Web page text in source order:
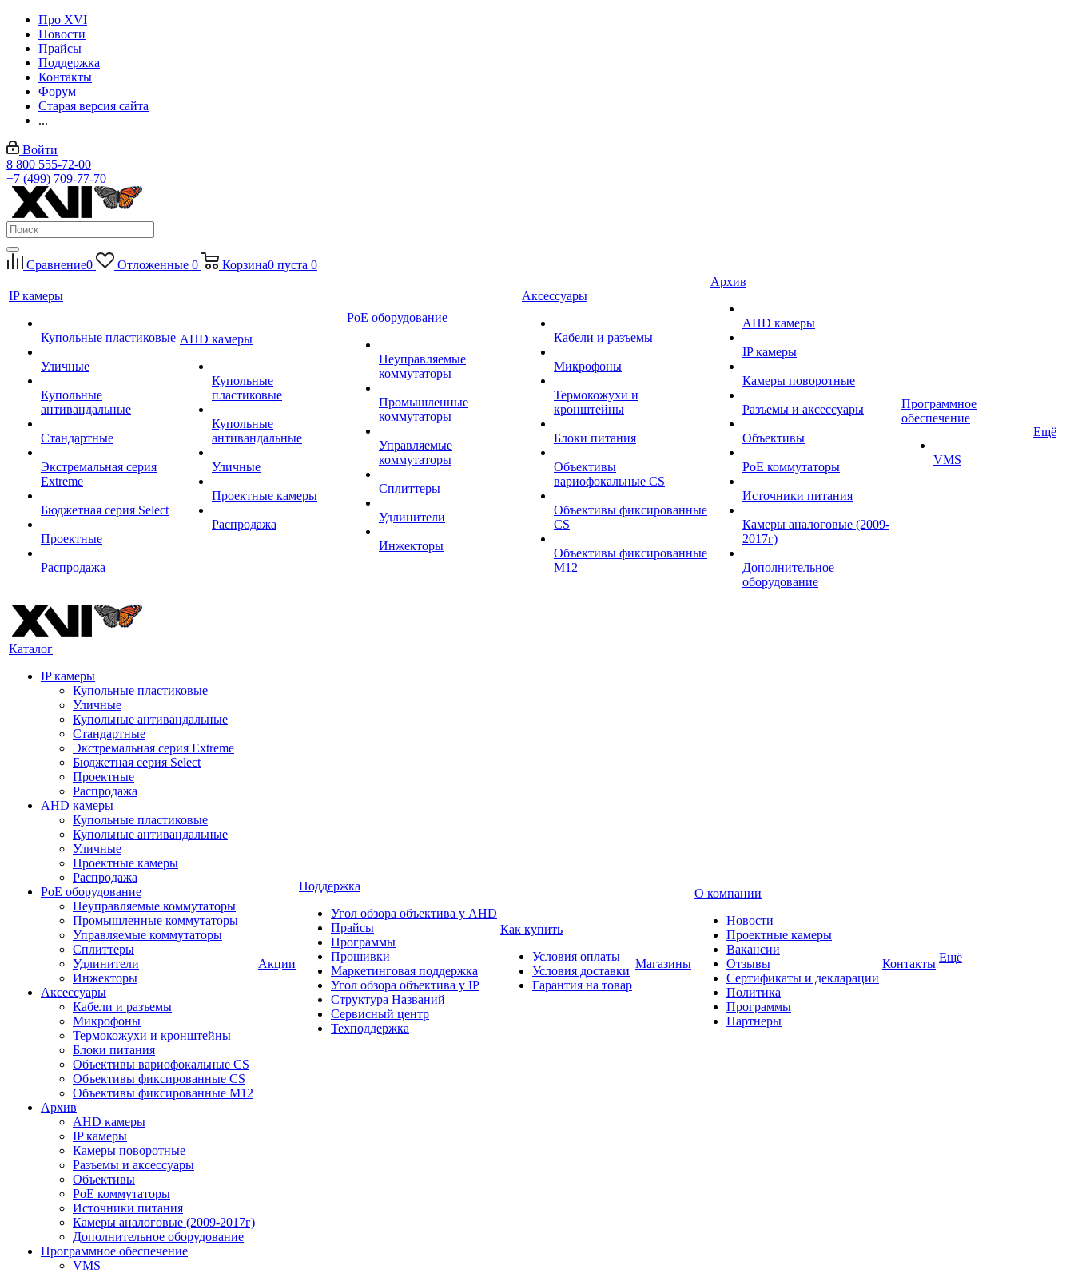
Про XVI
Новости
Прайсы
Поддержка
Контакты
Форум
Старая версия сайта
...
Войти
8 800 555-72-00
+7 (499) 709-77-70
Сравнение0 Отложенные 0 Корзина0 пуста 0
IP камеры
Купольные пластиковые
Уличные
Купольные
антивандальные
Стандартные
Экстремальная серия
Extreme
Бюджетная серия Select
Проектные
Распродажа
AHD камеры
Купольные
пластиковые
Купольные
антивандальные
Уличные
Проектные камеры
Распродажа
PoE оборудование
Неуправляемые
коммутаторы
Промышленные
коммутаторы
Управляемые
коммутаторы
Сплиттеры
Удлинители
Инжекторы
Аксессуары
Кабели и разъемы
Микрофоны
Термокожухи и
кронштейны
Блоки питания
Объективы
вариофокальные CS
Объективы фиксированные
CS
Объективы фиксированные
М12
Архив
AHD камеры
IP камеры
Камеры поворотные
Разъемы и аксессуары
Объективы
PoE коммутаторы
Источники питания
Камеры аналоговые (2009-
2017г)
Дополнительное
оборудование
Программное
обеспечение
VMS
Ещё
Каталог
IP камеры
Купольные пластиковые
Уличные
Купольные антивандальные
Стандартные
Экстремальная серия Extreme
Бюджетная серия Select
Проектные
Распродажа
AHD камеры
Купольные пластиковые
Купольные антивандальные
Уличные
Проектные камеры
Распродажа
PoE оборудование
Неуправляемые коммутаторы
Промышленные коммутаторы
Управляемые коммутаторы
Сплиттеры
Удлинители
Инжекторы
Аксессуары
Кабели и разъемы
Микрофоны
Термокожухи и кронштейны
Блоки питания
Объективы вариофокальные CS
Объективы фиксированные CS
Объективы фиксированные М12
Архив
AHD камеры
IP камеры
Камеры поворотные
Разъемы и аксессуары
Объективы
PoE коммутаторы
Источники питания
Камеры аналоговые (2009-2017г)
Дополнительное оборудование
Программное обеспечение
VMS
Акции
Поддержка
Угол обзора объектива у AHD
Прайсы
Программы
Прошивки
Маркетинговая поддержка
Угол обзора объектива у IP
Структура Названий
Сервисный центр
Техподдержка
Как купить
Условия оплаты
Условия доставки
Гарантия на товар
Магазины
О компании
Новости
Проектные камеры
Вакансии
Отзывы
Сертификаты и декларации
Политика
Программы
Партнеры
Контакты Ещё